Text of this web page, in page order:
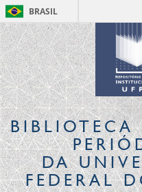
BRASIL
DA
FEDERAL